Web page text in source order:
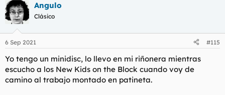
Angulo
Clásico
6 Sep 2021 #115
Yo tengo un minidisc, lo llevo en mi riñonera mientras
escucho a los New Kids on the Block cuando voy de
camino al trabajo montado en patineta.